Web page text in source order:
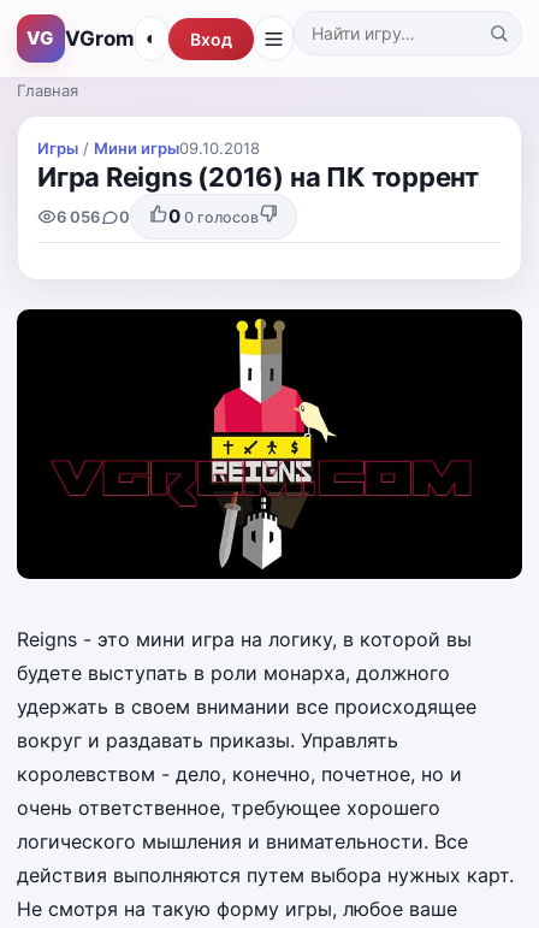
VG VGrom Поиск по каталогу
◐ Вход
Главная
Игры / Мини игры09.10.2018
Игра Reigns (2016) на ПК торрент
6 056 0 0 0 голосов
Reigns - это мини игра на логику, в которой вы
будете выступать в роли монарха, должного
удержать в своем внимании все происходящее
вокруг и раздавать приказы. Управлять
королевством - дело, конечно, почетное, но и
очень ответственное, требующее хорошего
логического мышления и внимательности. Все
действия выполняются путем выбора нужных карт.
Не смотря на такую форму игры, любое ваше